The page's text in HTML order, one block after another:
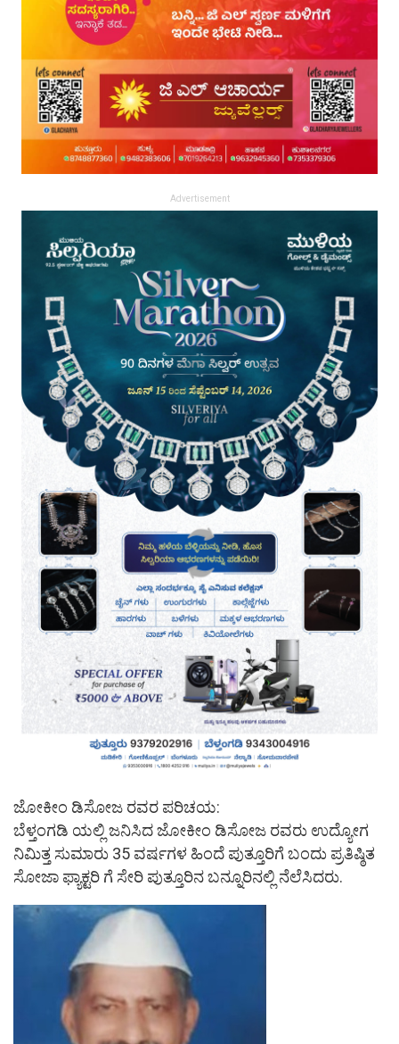
Advertisement
ಜೋಕೀಂ ಡಿಸೋಜ ರವರ ಪರಿಚಯ:
ಬೆಳ್ತಂಗಡಿ ಯಲ್ಲಿ ಜನಿಸಿದ ಜೋಕೀಂ ಡಿಸೋಜ ರವರು ಉದ್ಯೋಗ
ನಿಮಿತ್ತ ಸುಮಾರು 35 ವರ್ಷಗಳ ಹಿಂದೆ ಪುತ್ತೂರಿಗೆ ಬಂದು ಪ್ರತಿಷ್ಠಿತ
ಸೋಜಾ ಫ್ಯಾಕ್ಟರಿ ಗೆ ಸೇರಿ ಪುತ್ತೂರಿನ ಬನ್ನೂರಿನಲ್ಲಿ ನೆಲೆಸಿದರು.